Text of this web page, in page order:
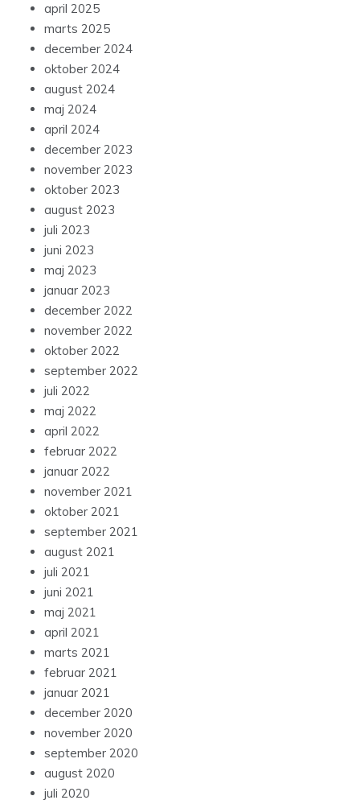
april 2025
marts 2025
december 2024
oktober 2024
august 2024
maj 2024
april 2024
december 2023
november 2023
oktober 2023
august 2023
juli 2023
juni 2023
maj 2023
januar 2023
december 2022
november 2022
oktober 2022
september 2022
juli 2022
maj 2022
april 2022
februar 2022
januar 2022
november 2021
oktober 2021
september 2021
august 2021
juli 2021
juni 2021
maj 2021
april 2021
marts 2021
februar 2021
januar 2021
december 2020
november 2020
september 2020
august 2020
juli 2020